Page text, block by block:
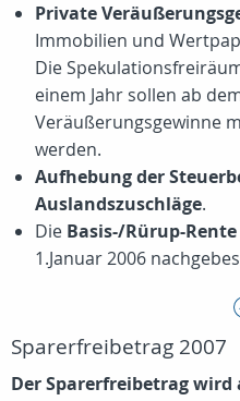
Private
Immobilien und
Die
einem Jahr sollen ab
Veräußerungsgewinne
werden.
Aufhebung der
Auslandszuschläge.
Die Basis-/Rürup-Rente
1.Januar 2006
Sparerfreibetrag 2007
Der Sparerfreibetrag